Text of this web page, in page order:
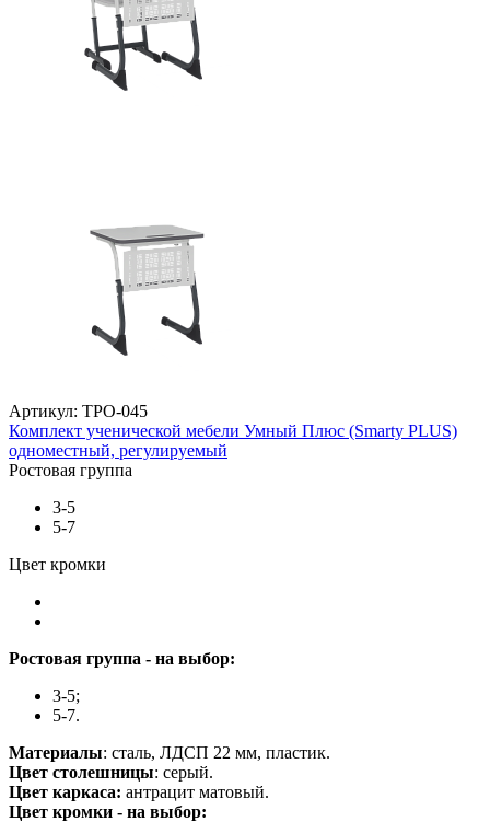
Артикул: ТРО-045
Комплект ученической мебели Умный Плюс (Smarty PLUS)
одноместный, регулируемый
Ростовая группа
3-5
5-7
Цвет кромки
Ростовая группа - на выбор:
3-5;
5-7.
Материалы: сталь, ЛДСП 22 мм, пластик.
Цвет столешницы: серый.
Цвет каркаса: антрацит матовый.
Цвет кромки - на выбор: